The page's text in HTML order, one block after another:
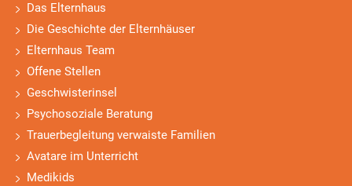
Das Elternhaus
Die Geschichte der Elternhäuser
Elternhaus Team
Offene Stellen
Geschwisterinsel
Psychosoziale Beratung
Trauerbegleitung verwaiste Familien
Avatare im Unterricht
Medikids